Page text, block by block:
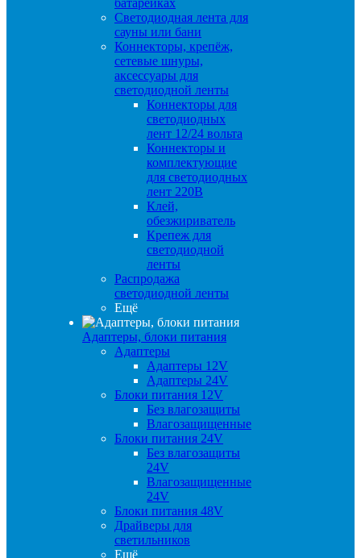
батарейках
Светодиодная лента для
сауны или бани
Коннекторы, крепёж,
сетевые шнуры,
аксессуары для
светодиодной ленты
Коннекторы для
светодиодных
лент 12/24 вольта
Коннекторы и
комплектующие
для светодиодных
лент 220В
Клей,
обезжириватель
Крепеж для
светодиодной
ленты
Распродажа
светодиодной ленты
Ещё
Адаптеры, блоки питания
Адаптеры
Адаптеры 12V
Адаптеры 24V
Блоки питания 12V
Без влагозащиты
Влагозащищенные
Блоки питания 24V
Без влагозащиты
24V
Влагозащищенные
24V
Блоки питания 48V
Драйверы для
светильников
Ещё